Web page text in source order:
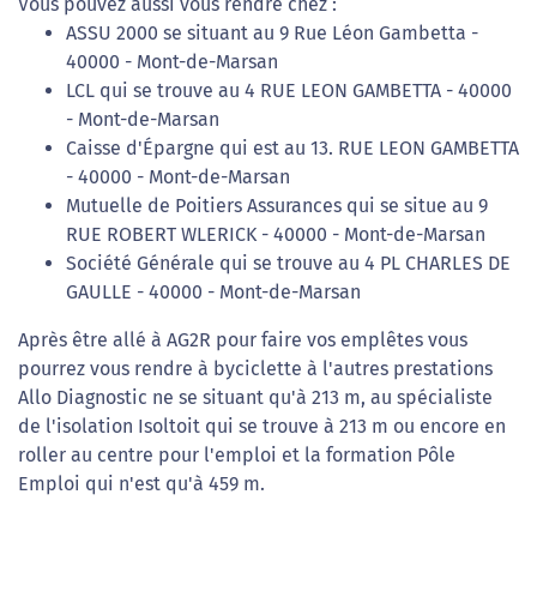
ASSU 2000 se situant au 9 Rue Léon Gambetta -
40000 - Mont-de-Marsan
LCL qui se trouve au 4 RUE LEON GAMBETTA - 40000
- Mont-de-Marsan
Caisse d'Épargne qui est au 13. RUE LEON GAMBETTA
- 40000 - Mont-de-Marsan
Mutuelle de Poitiers Assurances qui se situe au 9
RUE ROBERT WLERICK - 40000 - Mont-de-Marsan
Société Générale qui se trouve au 4 PL CHARLES DE
GAULLE - 40000 - Mont-de-Marsan
Après être allé à AG2R pour faire vos emplêtes vous
pourrez vous rendre à byciclette à l'autres prestations
Allo Diagnostic ne se situant qu'à 213 m, au spécialiste
de l'isolation Isoltoit qui se trouve à 213 m ou encore en
roller au centre pour l'emploi et la formation Pôle
Emploi qui n'est qu'à 459 m.